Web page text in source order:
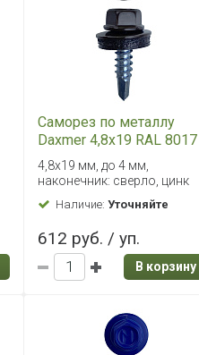
Саморез по металлу
Daxmer 4,8х19 RAL 8017
(250 шт) сверло №2
4,8х19 мм, до 4 мм,
наконечник: сверло, цинк
Наличие:Уточняйте
612 руб. / уп.
В корзину